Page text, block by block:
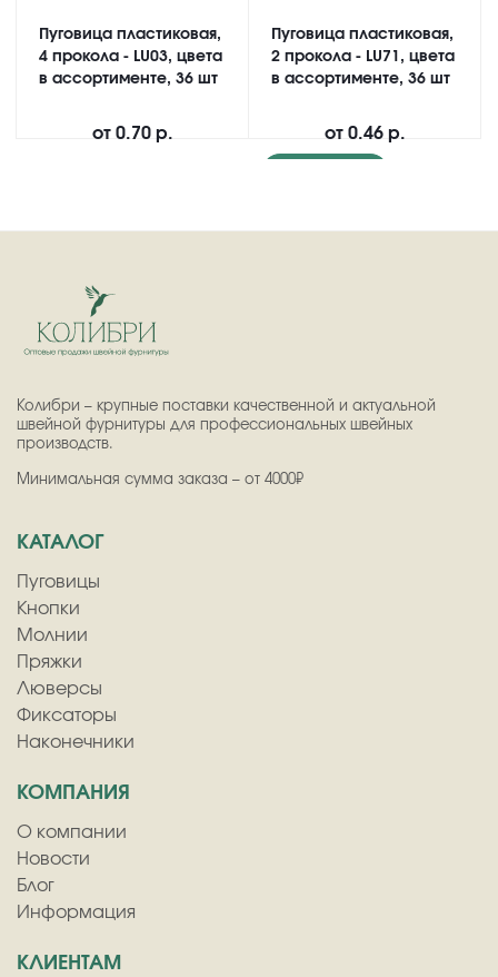
Пуговица пластиковая,
4 прокола - LU03, цвета
в ассортименте, 36 шт
от 0.70 р.
Пуговица пластиковая,
2 прокола - LU71, цвета
в ассортименте, 36 шт
от 0.46 р.
Колибри – крупные поставки качественной и актуальной
швейной фурнитуры для профессиональных швейных
производств.
Минимальная сумма заказа – от 4000₽
КАТАЛОГ
Пуговицы
Кнопки
Молнии
Пряжки
Люверсы
Фиксаторы
Наконечники
КОМПАНИЯ
О компании
Новости
Блог
Информация
КЛИЕНТАМ